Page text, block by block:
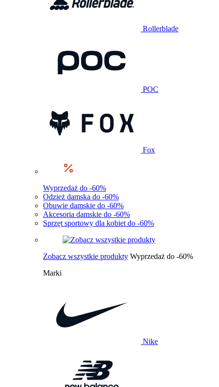
Rollerblade
POC
Fox
Wyprzedaż do -60%
Odzież damska do -60%
Obuwie damskie do -60%
Akcesoria damskie do -60%
Sprzęt sportowy dla kobiet do -60%
Zobacz wszystkie produkty Wyprzedaż do -60%
Marki
Nike